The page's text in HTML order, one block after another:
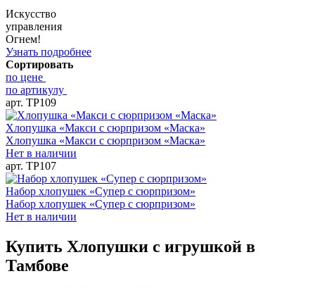
Искусство
управления
Огнем!
Узнать подробнее
Сортировать
по цене
по артикулу
арт. ТР109
Хлопушка «Макси с сюрпризом «Маска»
Хлопушка «Макси с сюрпризом «Маска»
Нет в наличии
арт. ТР107
Набор хлопушек «Супер с сюрпризом»
Набор хлопушек «Супер с сюрпризом»
Нет в наличии
Купить Хлопушки с игрушкой в
Тамбове